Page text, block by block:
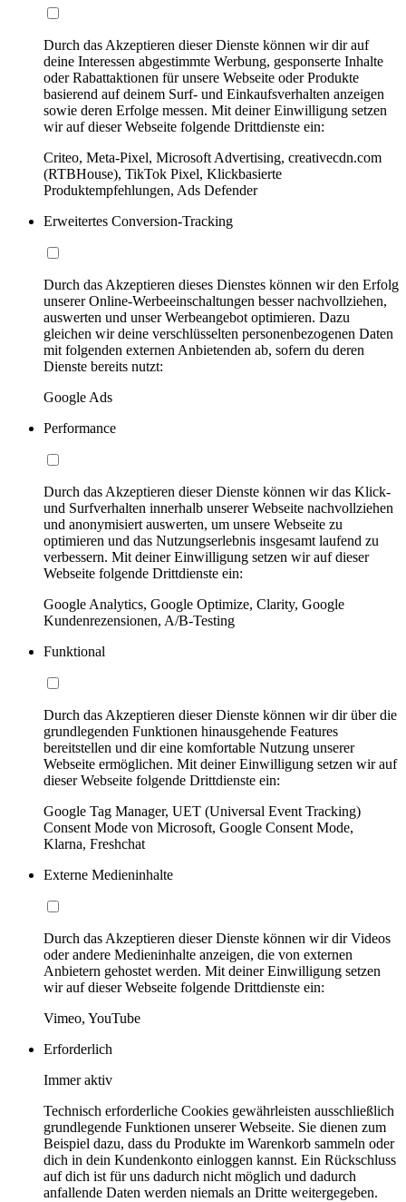
Durch das Akzeptieren dieser Dienste können wir dir auf
deine Interessen abgestimmte Werbung, gesponserte Inhalte
oder Rabattaktionen für unsere Webseite oder Produkte
basierend auf deinem Surf- und Einkaufsverhalten anzeigen
sowie deren Erfolge messen. Mit deiner Einwilligung setzen
wir auf dieser Webseite folgende Drittdienste ein:
Criteo, Meta-Pixel, Microsoft Advertising, creativecdn.com
(RTBHouse), TikTok Pixel, Klickbasierte
Produktempfehlungen, Ads Defender
Erweitertes Conversion-Tracking
Durch das Akzeptieren dieses Dienstes können wir den Erfolg
unserer Online-Werbeeinschaltungen besser nachvollziehen,
auswerten und unser Werbeangebot optimieren. Dazu
gleichen wir deine verschlüsselten personenbezogenen Daten
mit folgenden externen Anbietenden ab, sofern du deren
Dienste bereits nutzt:
Google Ads
Performance
Durch das Akzeptieren dieser Dienste können wir das Klick-
und Surfverhalten innerhalb unserer Webseite nachvollziehen
und anonymisiert auswerten, um unsere Webseite zu
optimieren und das Nutzungserlebnis insgesamt laufend zu
verbessern. Mit deiner Einwilligung setzen wir auf dieser
Webseite folgende Drittdienste ein:
Google Analytics, Google Optimize, Clarity, Google
Kundenrezensionen, A/B-Testing
Funktional
Durch das Akzeptieren dieser Dienste können wir dir über die
grundlegenden Funktionen hinausgehende Features
bereitstellen und dir eine komfortable Nutzung unserer
Webseite ermöglichen. Mit deiner Einwilligung setzen wir auf
dieser Webseite folgende Drittdienste ein:
Google Tag Manager, UET (Universal Event Tracking)
Consent Mode von Microsoft, Google Consent Mode,
Klarna, Freshchat
Externe Medieninhalte
Durch das Akzeptieren dieser Dienste können wir dir Videos
oder andere Medieninhalte anzeigen, die von externen
Anbietern gehostet werden. Mit deiner Einwilligung setzen
wir auf dieser Webseite folgende Drittdienste ein:
Vimeo, YouTube
Erforderlich
Immer aktiv
Technisch erforderliche Cookies gewährleisten ausschließlich
grundlegende Funktionen unserer Webseite. Sie dienen zum
Beispiel dazu, dass du Produkte im Warenkorb sammeln oder
dich in dein Kundenkonto einloggen kannst. Ein Rückschluss
auf dich ist für uns dadurch nicht möglich und dadurch
anfallende Daten werden niemals an Dritte weitergegeben.